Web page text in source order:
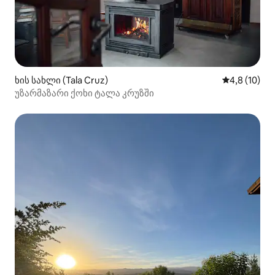
ხის სახლი (Tala Cruz) საშუალო
4,8 (10)
უზარმაზარი ქოხი ტალა კრუზში